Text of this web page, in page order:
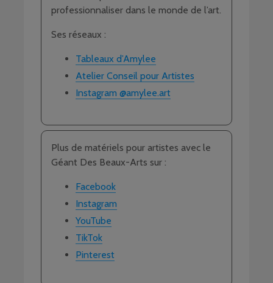
professionnaliser dans le monde de l’art.
Ses réseaux :
Tableaux d’Amylee
Atelier Conseil pour Artistes
Instagram @amylee.art
Plus de matériels pour artistes avec le
Géant Des Beaux-Arts sur :
Facebook
Instagram
YouTube
TikTok
Pinterest